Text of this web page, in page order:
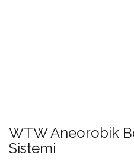
WTW Aneorobik
Sistemi